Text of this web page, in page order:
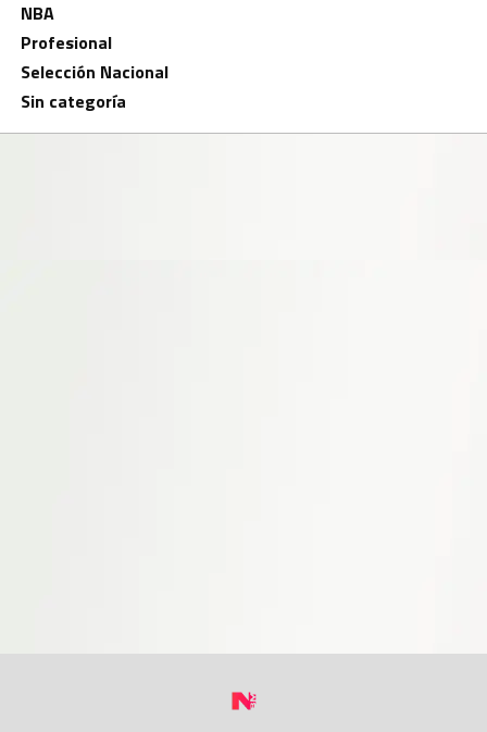
NBA
Profesional
Selección Nacional
Sin categoría